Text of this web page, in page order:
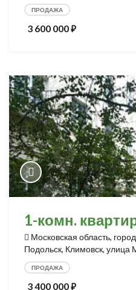
ПРОДАЖА
3 600 000⃏
1-комн.
Московская область,
Подольск, Климовск, улица
ПРОДАЖА
3 400 000⃏